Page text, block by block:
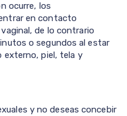
ocurre, los
en contacto
de lo contrario
o segundos al estar
externo, piel, tela y
y no deseas concebir